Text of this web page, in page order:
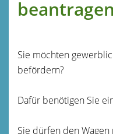
beantragen
Sie möchten
befördern?
Dafür benötigen Sie
Sie dürfen den